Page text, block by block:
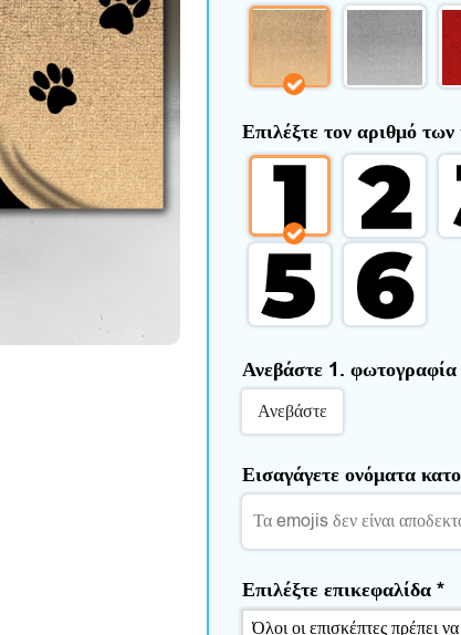
Επιλέξτε τον αριθμό
Ανεβάστε 1. φωτογραφία
Ανεβάστε
Εισαγάγετε ονόματα
Επιλέξτε επικεφαλίδα *